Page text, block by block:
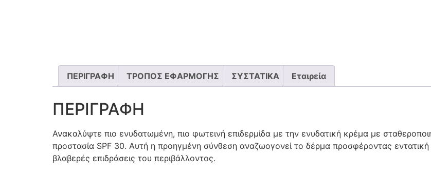
ΠΕΡΙΓΡΑΦΗ ΤΡΟΠΟΣ ΕΦΑΡΜΟΓΗΣ ΣΥΣΤΑΤΙΚΑ Εταιρεία
ΠΕΡΙΓΡΑΦΗ
Ανακαλύψτε πιο ενυδατωμένη, πιο φωτεινή επιδερμίδα με την ενυδατική κρέμα με
προστασία SPF 30. Αυτή η προηγμένη σύνθεση αναζωογονεί το δέρμα προσφέροντας
βλαβερές επιδράσεις του περιβάλλοντος.